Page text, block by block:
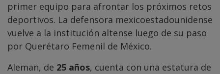
primer equipo para afrontar los próximos retos
deportivos. La defensora mexicoestadounidense
vuelve a la institución altense luego de su paso
por Querétaro Femenil de México.
Aleman, de 25 años, cuenta con una estatura de